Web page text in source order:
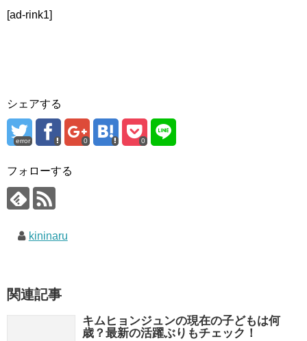
[ad-rink1]
シェアする
error 0 0
フォローする
kininaru
関連記事
キムヒョンジュンの現在の子どもは何
歳？最新の活躍ぶりもチェック！